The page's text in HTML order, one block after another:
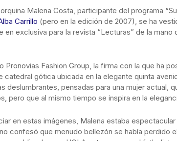
Malena Costa, participante del programa
Carrillo (pero en la edición de 2007), se ha
en exclusiva para la revista “Lecturas” de la mano
Pronovias Fashion Group, la firma con la que ha
catedral gótica ubicada en la elegante quinta
deslumbrantes, pensadas para una mujer actual,
pero que al mismo tiempo se inspira en la
en estas imágenes, Malena estaba
confesó que menudo bellezón se había perdido